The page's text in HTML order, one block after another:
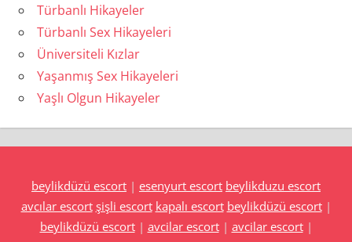
Türbanlı Hikayeler
Türbanlı Sex Hikayeleri
Üniversiteli Kızlar
Yaşanmış Sex Hikayeleri
Yaşlı Olgun Hikayeler
beylikdüzü escort | esenyurt escort beylikduzu escort
avcılar escort şişli escort kapalı escort beylikdüzü escort|
beylikdüzü escort| avcilar escort| avcilar escort|